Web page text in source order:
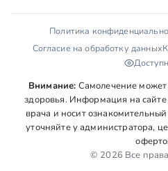
Политика
Согласие на обработку данных
Внимание: Самолечение
здоровья. Информация на
врача и носит
уточняйте у администратора,
© 2026 Все